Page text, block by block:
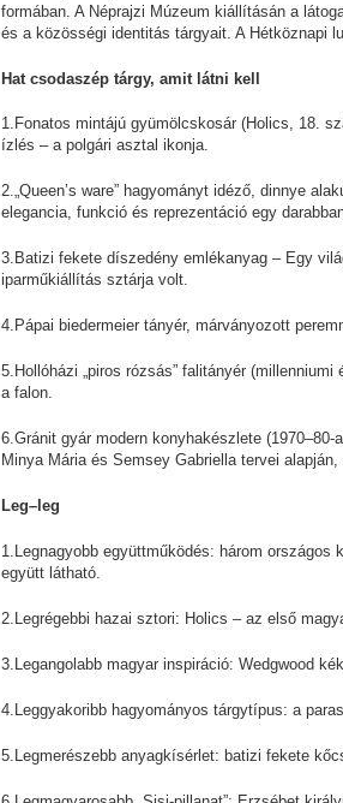
formában. A Néprajzi Múzeum kiállításán a
és a közösségi identitás tárgyait. A Hétköznapi
Hat csodaszép tárgy, amit látni kell
1.Fonatos mintájú gyümölcskosár (Holics, 18.
ízlés – a polgári asztal ikonja.
2.„Queen’s ware” hagyományt idéző, dinnye
elegancia, funkció és reprezentáció egy
3.Batizi fekete díszedény emlékanyag – Egy
iparműkiállítás sztárja volt.
4.Pápai biedermeier tányér, márványozott
5.Hollóházi „piros rózsás” falitányér
a falon.
6.Gránit gyár modern konyhakészlete
Minya Mária és Semsey Gabriella tervei
Leg–leg
1.Legnagyobb együttműködés: három
együtt látható.
2.Legrégebbi hazai sztori: Holics – az első
3.Legangolabb magyar inspiráció: Wedgwood
4.Leggyakoribb hagyományos tárgytípus: a
5.Legmerészebb anyagkísérlet: batizi fekete